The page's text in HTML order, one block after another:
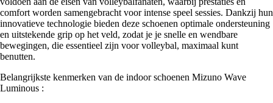
comfort worden samengebracht voor intense speel sessies. Dankzij hun
innovatieve technologie bieden deze schoenen optimale ondersteuning
en uitstekende grip op het veld, zodat je je snelle en wendbare
bewegingen, die essentieel zijn voor volleybal, maximaal kunt
benutten.
Belangrijkste kenmerken van de indoor schoenen Mizuno Wave
Luminous :